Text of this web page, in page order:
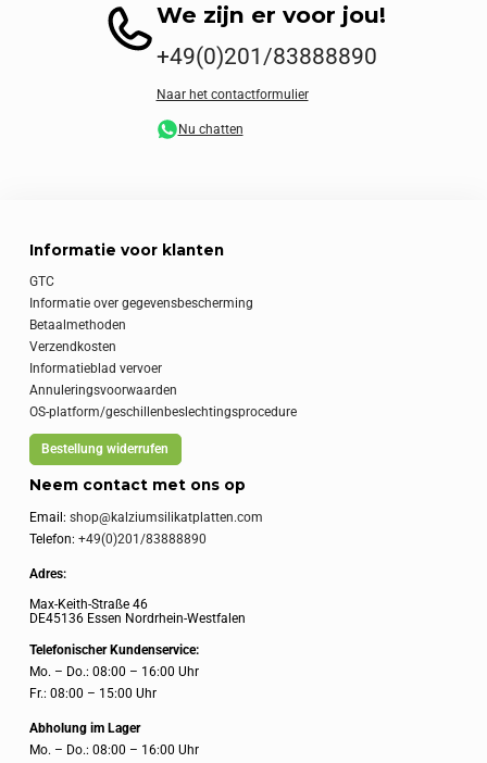
We zijn er voor jou!
+49(0)201/83888890
Naar het contactformulier
Nu chatten
Informatie voor klanten
GTC
Informatie over gegevensbescherming
Betaalmethoden
Verzendkosten
Informatieblad vervoer
Annuleringsvoorwaarden
OS-platform/geschillenbeslechtingsprocedure
Bestellung widerrufen
Neem contact met ons op
Email:shop@kalziumsilikatplatten.com
Telefon:+49(0)201/83888890
Adres:
Max-Keith-Straße 46
DE45136 Essen Nordrhein-Westfalen
Telefonischer Kundenservice:
Mo. – Do.: 08:00 – 16:00 Uhr
Fr.: 08:00 – 15:00 Uhr
Abholung im Lager
Mo. – Do.: 08:00 – 16:00 Uhr